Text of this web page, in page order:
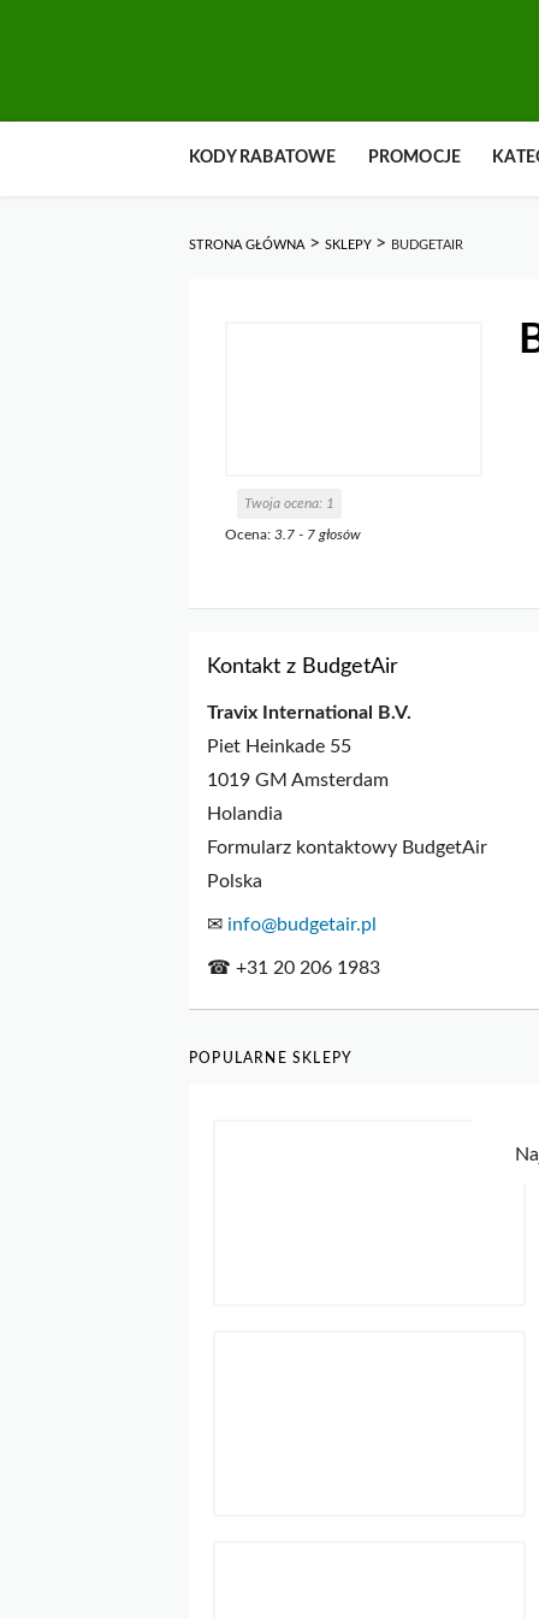
KODY RABATOWE PROMOCJE
STRONA GŁÓWNA > SKLEPY > BUDGETAIR
Twoja ocena: 1
Ocena: 3.7 - 7 głosów
Kontakt z BudgetAir
Travix International B.V.
Piet Heinkade 55
1019 GM Amsterdam
Holandia
Formularz kontaktowy BudgetAir
Polska
✉ info@budgetair.pl
☎ +31 20 206 1983
POPULARNE SKLEPY